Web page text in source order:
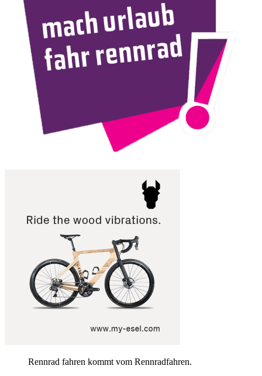
Rennrad fahren kommt vom Rennradfahren.